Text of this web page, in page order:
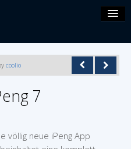
coolio
7
völlig neue iPeng App